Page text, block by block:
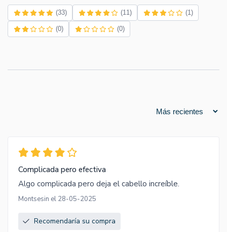
(33) (11) (1)
(0) (0)
Complicada pero efectiva
Algo complicada pero deja el cabello increíble.
Montsesin el 28-05-2025
Recomendaría su compra